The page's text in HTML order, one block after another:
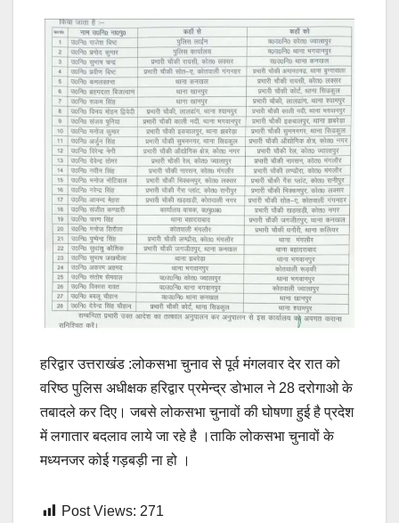
हरिद्वार उत्तराखंड :लोकसभा चुनाव से पूर्व मंगलवार देर रात को
वरिष्ठ पुलिस अधीक्षक हरिद्वार प्रमेन्द्र डोभाल ने 28 दरोगाओ के
तबादले कर दिए। जबसे लोकसभा चुनावों की घोषणा हुई है प्रदेश
में लगातार बदलाव लाये जा रहे है ।ताकि लोकसभा चुनावों के
मध्यनजर कोई गड़बड़ी ना हो ।
Post Views: 271